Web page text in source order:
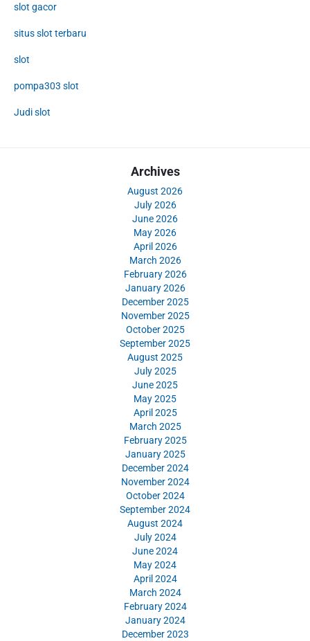
slot gacor
situs slot terbaru
slot
pompa303 slot
Judi slot
Archives
August 2026
July 2026
June 2026
May 2026
April 2026
March 2026
February 2026
January 2026
December 2025
November 2025
October 2025
September 2025
August 2025
July 2025
June 2025
May 2025
April 2025
March 2025
February 2025
January 2025
December 2024
November 2024
October 2024
September 2024
August 2024
July 2024
June 2024
May 2024
April 2024
March 2024
February 2024
January 2024
December 2023